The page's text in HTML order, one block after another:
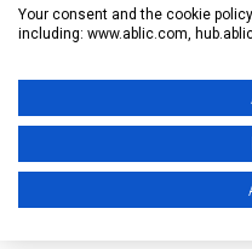
イルを保護する過電流保護回
マルシャットダウン回路が内
FIT値のご提供
お客様の機能安全設計をサ
て算出したFIT値を提供して
Your consent and the cookie
including: www.ablic.com,